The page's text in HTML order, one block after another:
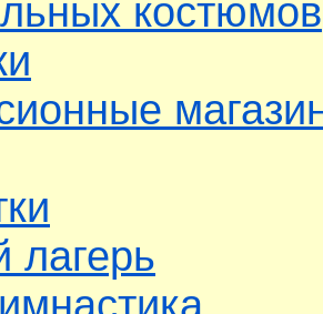
костюмов
лагерь